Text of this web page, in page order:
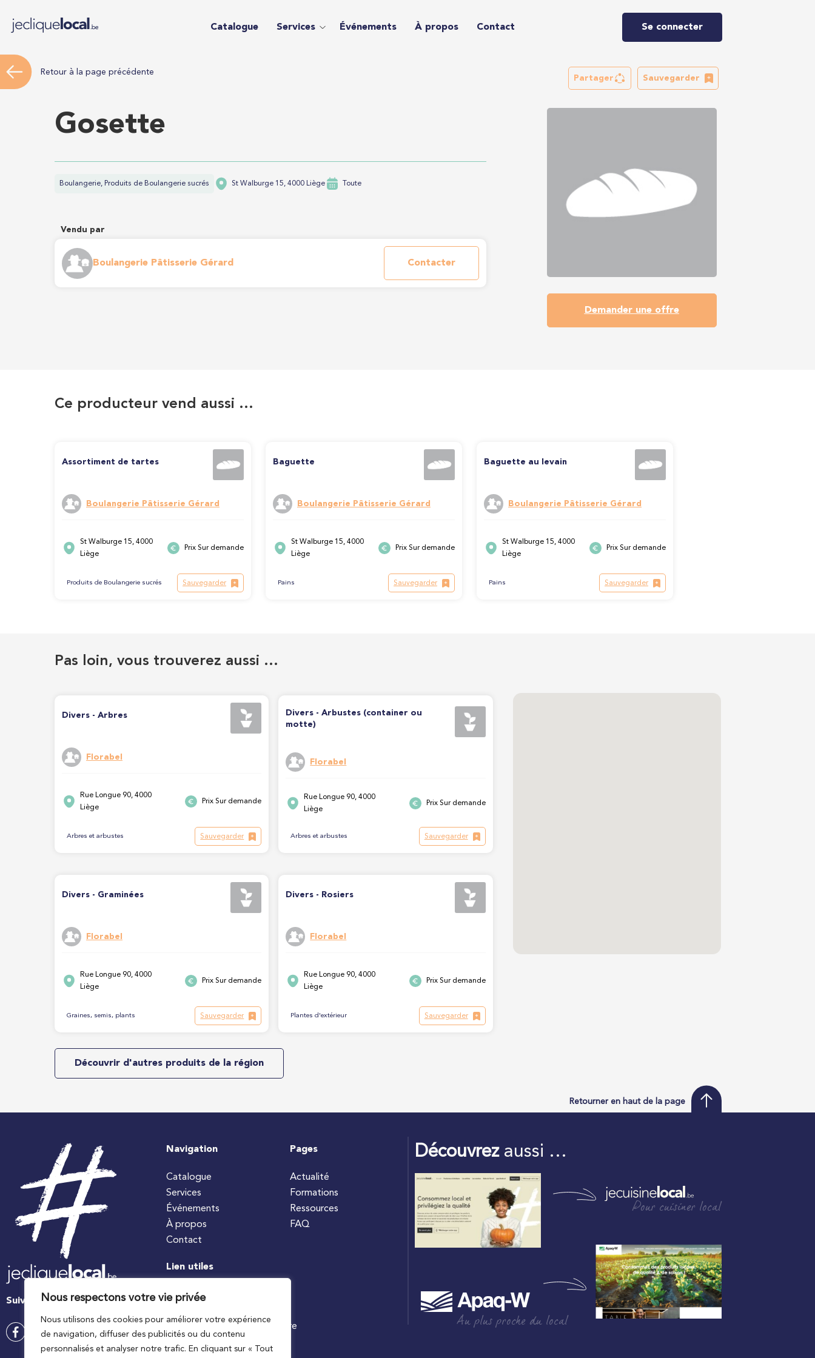
Nous respectons votre vie privée
Nous utilisons des cookies pour améliorer votre expérience
de navigation, diffuser des publicités ou du contenu
personnalisés et analyser notre trafic. En cliquant sur « Tout
Catalogue Services Événements À propos Contact Se connecter
Retour à la page précédente
Partager Sauvegarder
Gosette
Boulangerie, Produits de Boulangerie sucrés St Walburge 15, 4000 Liège Toute
Vendu par
Boulangerie Pâtisserie Gérard Contacter
Demander une offre
Ce producteur vend aussi …
Assortiment de tartes
Boulangerie Pâtisserie Gérard
St Walburge 15, 4000
Liège
Prix Sur demande
Produits de Boulangerie sucrés Sauvegarder
Baguette
Boulangerie Pâtisserie Gérard
St Walburge 15, 4000
Liège
Prix Sur demande
Pains Sauvegarder
Baguette au levain
Boulangerie Pâtisserie Gérard
St Walburge 15, 4000
Liège
Prix Sur demande
Pains Sauvegarder
Pas loin, vous trouverez aussi …
Divers - Arbres
Florabel
Rue Longue 90, 4000
Liège
Prix Sur demande
Arbres et arbustes Sauvegarder
Divers - Arbustes (container ou
motte)
Florabel
Rue Longue 90, 4000
Liège
Prix Sur demande
Arbres et arbustes Sauvegarder
Divers - Graminées
Florabel
Rue Longue 90, 4000
Liège
Prix Sur demande
Graines, semis, plants Sauvegarder
Divers - Rosiers
Florabel
Rue Longue 90, 4000
Liège
Prix Sur demande
Plantes d'extérieur Sauvegarder
Découvrir d'autres produits de la région
Retourner en haut de la page
Suivez-nous
Navigation
Catalogue
Services
Événements
À propos
Contact
Pages
Actualité
Formations
Ressources
FAQ
Lien utiles
#jecuisinelocal
Ministre wallon de l’agriculture
Découvrezaussi …
Pour cuisiner local
Au plus proche du local